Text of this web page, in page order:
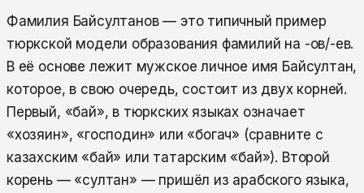
Фамилия Байсултанов — это типичный пример
тюркской модели образования фамилий на -ов/-ев.
В её основе лежит мужское личное имя Байсултан,
которое, в свою очередь, состоит из двух корней.
Первый, «бай», в тюркских языках означает
«хозяин», «господин» или «богач» (сравните с
казахским «бай» или татарским «бай»). Второй
корень — «султан» — пришёл из арабского языка,